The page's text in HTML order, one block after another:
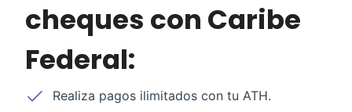
cheques con Caribe
Federal:
Realiza pagos ilimitados con tu ATH.